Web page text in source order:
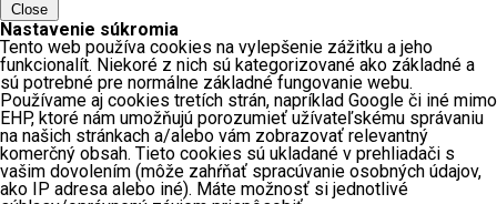
Close
Nastavenie súkromia
Tento web používa cookies na vylepšenie zážitku a jeho
funkcionalít. Niekoré z nich sú kategorizované ako základné a
sú potrebné pre normálne základné fungovanie webu.
Používame aj cookies tretích strán, napríklad Google či iné mimo
EHP, ktoré nám umožňujú porozumieť užívateľskému správaniu
na našich stránkach a/alebo vám zobrazovať relevantný
komerčný obsah. Tieto cookies sú ukladané v prehliadači s
vašim dovolením (môže zahŕňať spracúvanie osobných údajov,
ako IP adresa alebo iné). Máte možnosť si jednotlivé